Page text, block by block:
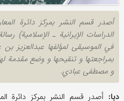
أصدر قسم النشر بمرکز دائرة
الدراسات الإیرانیة ـ الإسلامیة)
في الموسیقی لمؤلفها عبدالعزیز بن
بمراجعتها و تنقیحها و وضع
و مصطفی عبادي.
دبا: أصدر قسم النشر بمرکز دائرة